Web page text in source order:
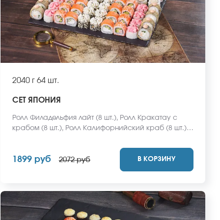
2040 г64 шт.
СЕТ ЯПОНИЯ
Ролл Филадельфия лайт (8 шт.), Ролл Кракатау с
крабом (8 шт.), Ролл Калифорнийский краб (8 шт.),
Сочинский (8 шт.), Ролл Ангарский (8 шт.), Ролл
Волжский (8 шт.). *Не забудьте заказать имбирь,
васаби и соевый соус. Они не входят в стоимость
фото на сайте.
1899 руб 2072 руб В КОРЗИНУ